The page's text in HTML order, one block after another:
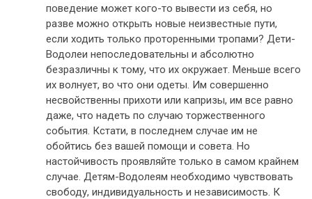
поведение может кого-то вывести из себя, но
разве можно открыть новые неизвестные пути,
если ходить только проторенными тропами? Дети-
Водолеи непоследовательны и абсолютно
безразличны к тому, что их окружает. Меньше всего
их волнует, во что они одеты. Им совершенно
несвойственны прихоти или капризы, им все равно
даже, что надеть по случаю торжественного
события. Кстати, в последнем случае им не
обойтись без вашей помощи и совета. Но
настойчивость проявляйте только в самом крайнем
случае. Детям-Водолеям необходимо чувствовать
свободу, индивидуальность и независимость. К